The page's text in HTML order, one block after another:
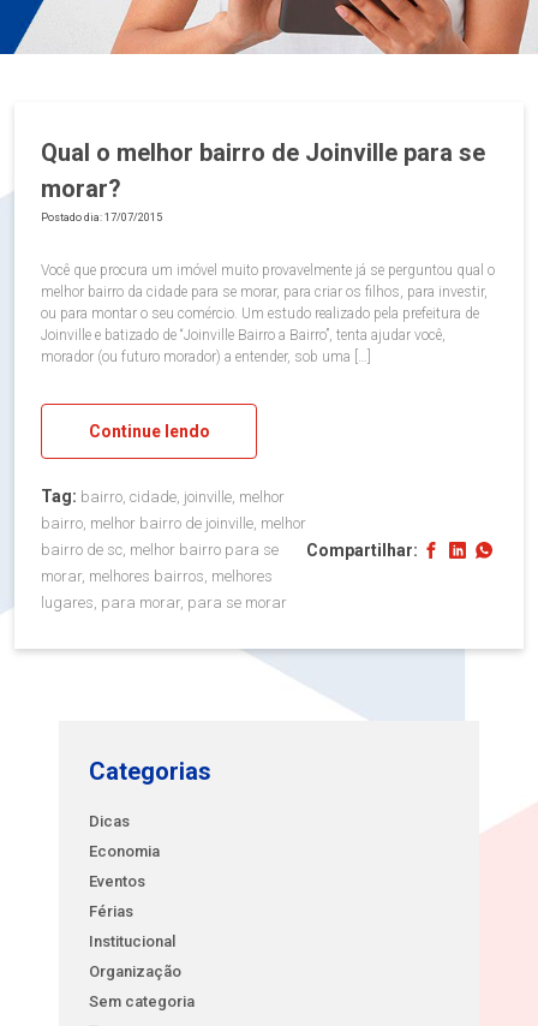
Qual o melhor bairro de Joinville para se
morar?
Postado dia: 17/07/2015
Você que procura um imóvel muito provavelmente já se perguntou qual o
melhor bairro da cidade para se morar, para criar os filhos, para investir,
ou para montar o seu comércio. Um estudo realizado pela prefeitura de
Joinville e batizado de “Joinville Bairro a Bairro”, tenta ajudar você,
morador (ou futuro morador) a entender, sob uma […]
Continue lendo
Tag: bairro, cidade, joinville, melhor
bairro, melhor bairro de joinville, melhor
bairro de sc, melhor bairro para se
morar, melhores bairros, melhores
lugares, para morar, para se morar
Compartilhar:
Categorias
Dicas
Economia
Eventos
Férias
Institucional
Organização
Sem categoria